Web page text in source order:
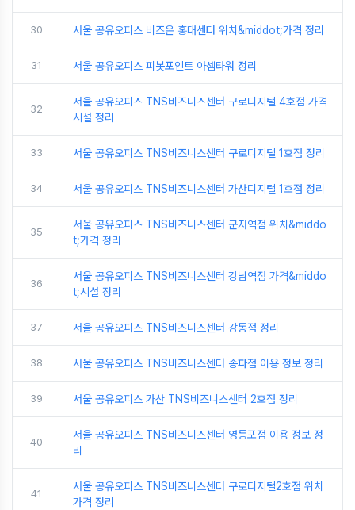
30 서울 공유오피스 비즈온 홍대센터 위치&middot;가격 정리
31 서울 공유오피스 피봇포인트 아셈타워 정리
32
서울 공유오피스 TNS비즈니스센터 구로디지털 4호점 가격
시설 정리
33 서울 공유오피스 TNS비즈니스센터 구로디지털 1호점 정리
34 서울 공유오피스 TNS비즈니스센터 가산디지털 1호점 정리
35
서울 공유오피스 TNS비즈니스센터 군자역점 위치&middo
t;가격 정리
36
서울 공유오피스 TNS비즈니스센터 강남역점 가격&middo
t;시설 정리
37 서울 공유오피스 TNS비즈니스센터 강동점 정리
38 서울 공유오피스 TNS비즈니스센터 송파점 이용 정보 정리
39 서울 공유오피스 가산 TNS비즈니스센터 2호점 정리
40
서울 공유오피스 TNS비즈니스센터 영등포점 이용 정보 정
리
41
서울 공유오피스 TNS비즈니스센터 구로디지털2호점 위치
가격 정리